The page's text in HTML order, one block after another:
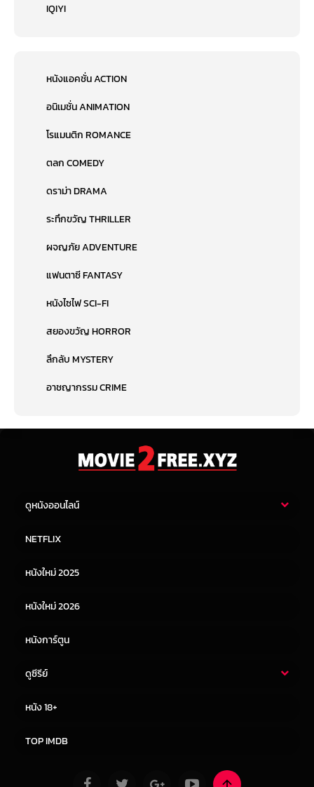
IQIYI
หนังแอคชั่น ACTION
อนิเมชั่น ANIMATION
โรแมนติก ROMANCE
ตลก COMEDY
ดราม่า DRAMA
ระทึกขวัญ THRILLER
ผจญภัย ADVENTURE
แฟนตาซี FANTASY
หนังไซไฟ SCI-FI
สยองขวัญ HORROR
ลึกลับ MYSTERY
อาชญากรรม CRIME
ดูหนังออนไลน์
หนังจีน
NETFLIX
หนังใหม่ 2025
หนังใหม่ 2026
หนังการ์ตูน
ดูซีรีย์
หนัง 18+
TOP IMDB